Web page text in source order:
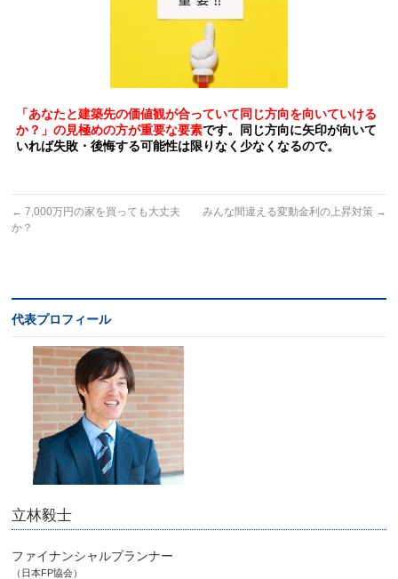
「あなたと建築先の価値観が合っていて同じ方向を向いていける
か？」の見極めの方が重要な要素です。同じ方向に矢印が向いて
いれば失敗・後悔する可能性は限りなく少なくなるので。
← 7,000万円の家を買っても大丈夫
か？
みんな間違える変動金利の上昇対策 →
代表プロフィール
立林毅士
ファイナンシャルプランナー
（日本FP協会）